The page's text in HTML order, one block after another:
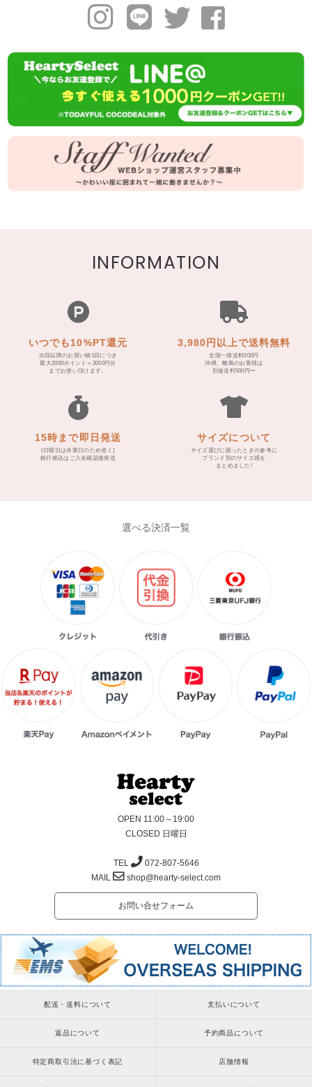
INFORMATION
いつでも10%PT還元
次回以降のお買い物1回につき
最大2000ポイント＝2000円分
までお使い頂けます。
3,980円以上で送料無料
全国一律送料500円
沖縄、離島のお客様は
別途送料500円〜
15時まで即日発送
(日曜日は休業日のため省く)
銀行振込はご入金確認後発送
サイズについて
サイズ選びに困ったときの参考に
ブランド別のサイズ感を
まとめました!
選べる決済一覧
OPEN 11:00～19:00
CLOSED 日曜日
TEL
072-807-5646
MAIL
shop@hearty-select.com
お問い合せフォーム
配送・送料について 支払いについて
返品について 予約商品について
特定商取引法に基づく表記 店舗情報